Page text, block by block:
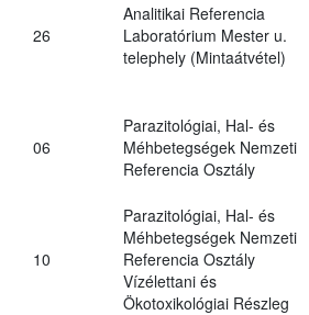
26
Analitikai Referencia
Laboratórium Mester u.
telephely (Mintaátvétel)
06
Parazitológiai, Hal- és
Méhbetegségek Nemzeti
Referencia Osztály
10
Parazitológiai, Hal- és
Méhbetegségek Nemzeti
Referencia Osztály
Vízélettani és
Ökotoxikológiai Részleg